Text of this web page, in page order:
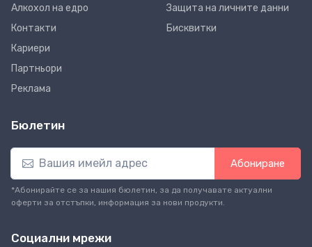
Алкохол на едро
Контакти
Кариери
Партньори
Реклама
Защита на личните данни
Бисквитки
Бюлетин
Абониране
*Абонирайте се за нашия бюлетин, за да получавате актуални
оферти за отстъпки, информация за нови продукти.
Социални мрежи